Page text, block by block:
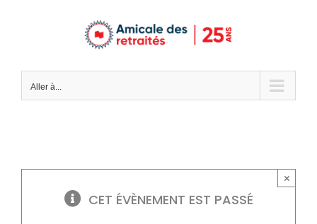
Aller à...
CET ÉVÈNEMENT EST PASSÉ
×